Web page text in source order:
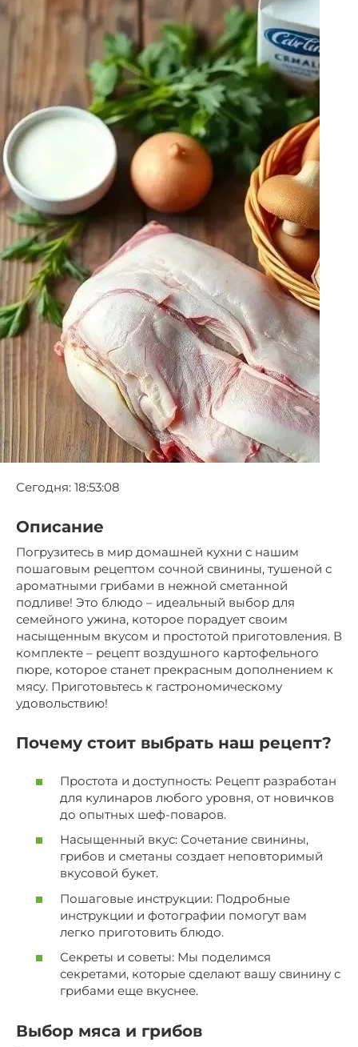
Сегодня: 18:53:08
Описание
Погрузитесь в мир домашней кухни с нашим
пошаговым рецептом сочной свинины, тушеной с
ароматными грибами в нежной сметанной
подливе! Это блюдо – идеальный выбор для
семейного ужина, которое порадует своим
насыщенным вкусом и простотой приготовления. В
комплекте – рецепт воздушного картофельного
пюре, которое станет прекрасным дополнением к
мясу. Приготовьтесь к гастрономическому
удовольствию!
Почему стоит выбрать наш рецепт?
Простота и доступность: Рецепт разработан
для кулинаров любого уровня, от новичков
до опытных шеф-поваров.
Насыщенный вкус: Сочетание свинины,
грибов и сметаны создает неповторимый
вкусовой букет.
Пошаговые инструкции: Подробные
инструкции и фотографии помогут вам
легко приготовить блюдо.
Секреты и советы: Мы поделимся
секретами, которые сделают вашу свинину с
грибами еще вкуснее.
Выбор мяса и грибов